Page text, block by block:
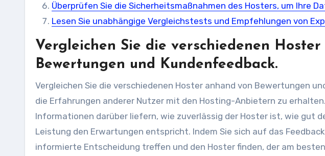
Überprüfen Sie die Sicherheitsmaßnahmen des Hosters, um Ihre
Lesen Sie unabhängige Vergleichstests und Empfehlungen von
Vergleichen Sie die verschiedenen
Bewertungen und Kundenfeedback.
Vergleichen Sie die verschiedenen Hoster anhand von Bewertungen
die Erfahrungen anderer Nutzer mit den Hosting-Anbietern zu
Informationen darüber liefern, wie zuverlässig der Hoster ist, wie gut
Leistung den Erwartungen entspricht. Indem Sie sich auf das
informierte Entscheidung treffen und den Hoster finden, der am